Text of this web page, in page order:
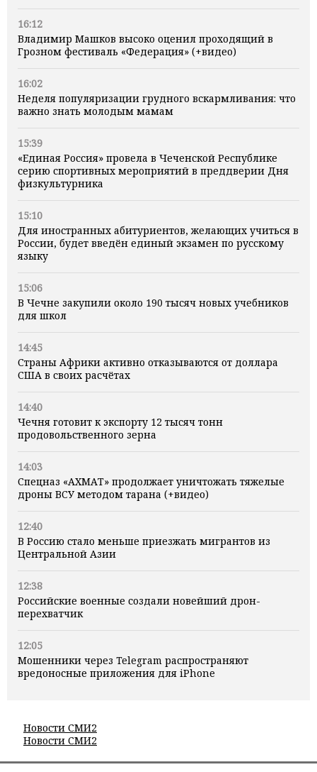
16:12
Владимир Машков высоко оценил проходящий в
Грозном фестиваль «Федерация» (+видео)
16:02
Неделя популяризации грудного вскармливания: что
важно знать молодым мамам
15:39
«Единая Россия» провела в Чеченской Республике
серию спортивных мероприятий в преддверии Дня
физкультурника
15:10
Для иностранных абитуриентов, желающих учиться в
России, будет введён единый экзамен по русскому
языку
15:06
В Чечне закупили около 190 тысяч новых учебников
для школ
14:45
Страны Африки активно отказываются от доллара
США в своих расчётах
14:40
Чечня готовит к экспорту 12 тысяч тонн
продовольственного зерна
14:03
Спецназ «АХМАТ» продолжает уничтожать тяжелые
дроны ВСУ методом тарана (+видео)
12:40
В Россию стало меньше приезжать мигрантов из
Центральной Азии
12:38
Российские военные создали новейший дрон-
перехватчик
12:05
Мошенники через Telegram распространяют
вредоносные приложения для iPhone
Новости СМИ2
Новости СМИ2